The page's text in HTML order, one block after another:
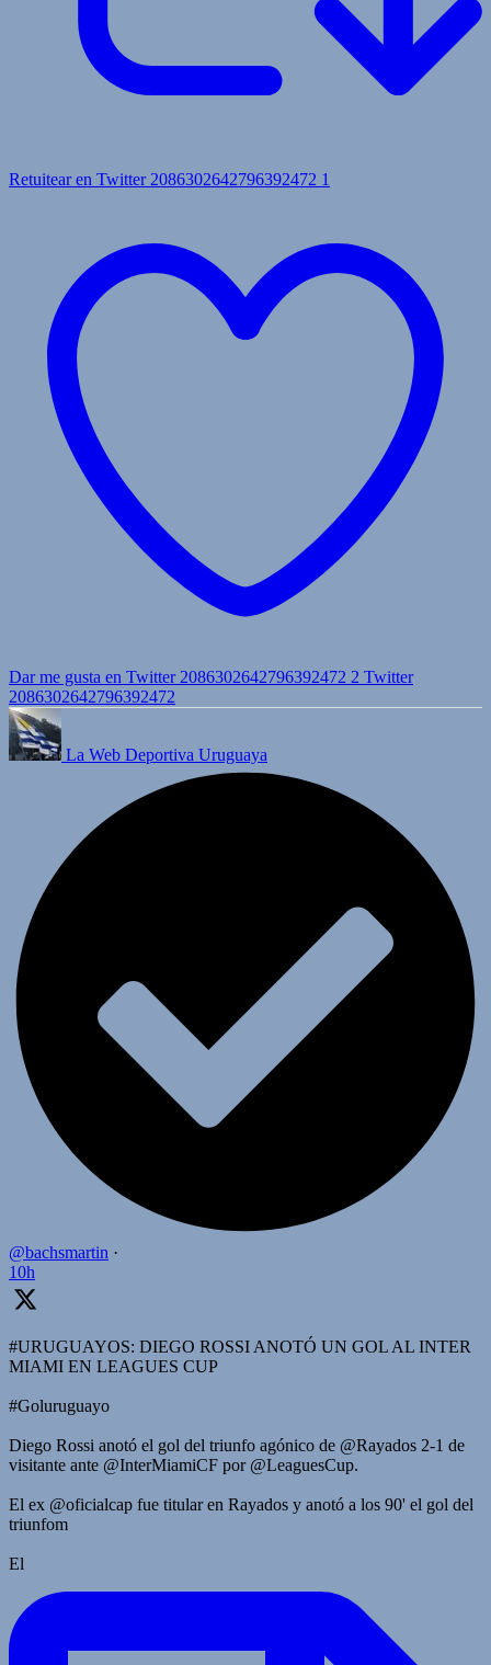
Retuitear en Twitter 2086302642796392472 1
Dar me gusta en Twitter 2086302642796392472 2 Twitter
2086302642796392472
La Web Deportiva Uruguaya
@bachsmartin ·
10h
#URUGUAYOS: DIEGO ROSSI ANOTÓ UN GOL AL INTER
MIAMI EN LEAGUES CUP
#Goluruguayo
Diego Rossi anotó el gol del triunfo agónico de @Rayados 2-1 de
visitante ante @InterMiamiCF por @LeaguesCup.
El ex @oficialcap fue titular en Rayados y anotó a los 90' el gol del
triunfom
El